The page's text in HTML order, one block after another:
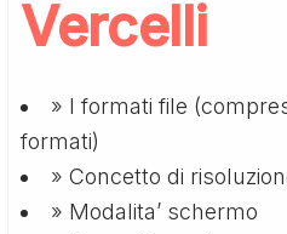
Vercelli
» I formati file
formati)
» Concetto di
» Modalita’ schermo